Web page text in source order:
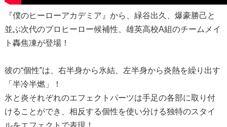
『僕のヒーローアカデミア』から、緑谷出久、爆豪勝己と
並ぶ次代のプロヒーロー候補性、雄英高校A組のチームメイ
ト轟焦凍が登場！
彼の“個性”は、右半身から氷結、左半身から炎熱を繰り出す
「半冷半燃」！
氷と炎それぞれのエフェクトパーツは手足の各部に取り付
けることができ、相反する個性を使い分ける独特のスタイ